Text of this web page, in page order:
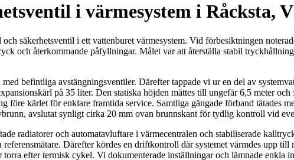
i värmesystem i Råcksta,
säkerhetsventil i ett vattenburet värmesystem. Vid förbesiktningen
och återkommande påfyllningar. Målet var att återställa stabil
befintliga avstängningsventiler. Därefter tappade vi ur en del av
på 35 liter. Den statiska höjden mättes till ungefär 6,5 meter
kärlet för enklare framtida service. Samtliga gängade förband tätades
avslutat synligt cirka 20 mm ovan brunnskant för tydlig kontroll vid
radiatorer och automatavluftare i värmecentralen och stabiliserade
Därefter kördes en driftkontroll där systemet värmdes upp
efter termisk cykel. Vi dokumenterade inställningar och lämnade